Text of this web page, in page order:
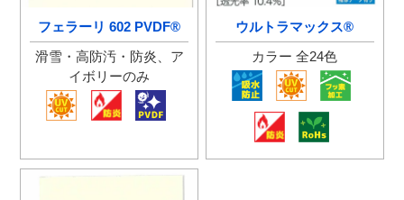
フェラーリ 602 PVDF®
ウルトラマックス®
カラー 全24色